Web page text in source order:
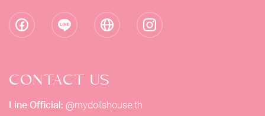
CONTACT US
Line Official: @mydollshouse.th